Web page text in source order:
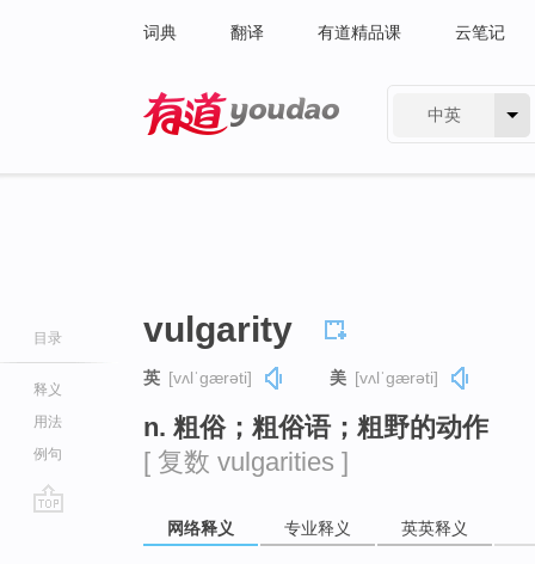
词典 翻译 有道精品课 云笔记
中英
目录
释义
用法
例句
vulgarity
英 [vʌlˈɡærəti] 美 [vʌlˈɡærəti]
n. 粗俗；粗俗语；粗野的动作
[ 复数 vulgarities ]
网络释义 专业释义 英英释义